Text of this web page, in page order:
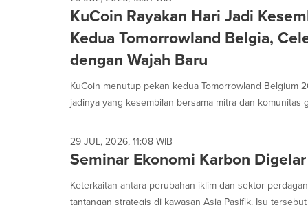
KuCoin Rayakan Hari Jadi
Kedua Tomorrowland Belgia,
dengan Wajah Baru
KuCoin menutup pekan kedua Tomorrowland Belgium
jadinya yang kesembilan bersama mitra dan komunitas
29 JUL, 2026, 11:08 WIB
Seminar Ekonomi Karbon
Keterkaitan antara perubahan iklim dan sektor
tantangan strategis di kawasan Asia Pasifik. Isu